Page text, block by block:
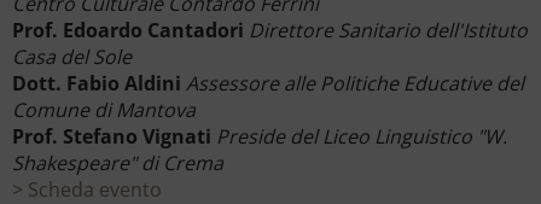
Prof. Edoardo Cantadori Direttore Sanitario dell'Istituto
Casa del Sole
Dott. Fabio Aldini Assessore alle Politiche Educative del
Comune di Mantova
Prof. Stefano Vignati Preside del Liceo Linguistico "W.
Shakespeare" di Crema
Scheda evento